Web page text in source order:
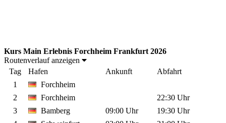
Kurs Main Erlebnis Forchheim Frankfurt 2026
Routenverlauf anzeigen
Tag
Hafen Ankunft
Abfahrt
1
Forchheim
2
Forchheim
22:30 Uhr
3
Bamberg 09:00 Uhr
19:30 Uhr